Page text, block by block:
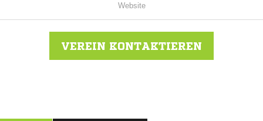
Website
VEREIN KONTAKTIEREN